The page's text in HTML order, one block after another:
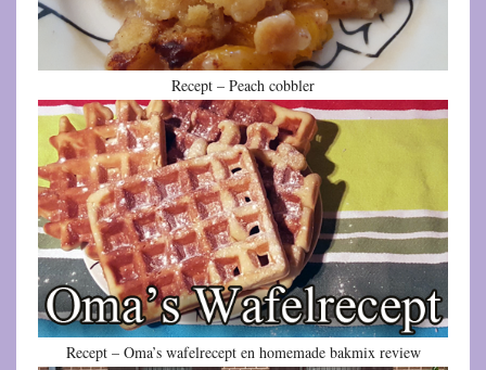
Recept – Peach cobbler
Recept – Oma’s wafelrecept en homemade bakmix review